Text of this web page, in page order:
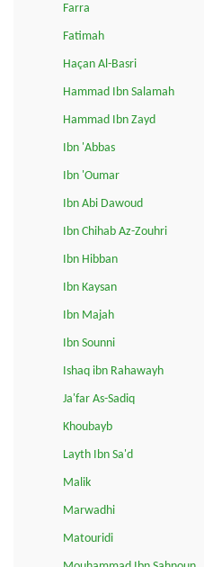
Farra
Fatimah
Haçan Al-Basri
Hammad Ibn Salamah
Hammad Ibn Zayd
Ibn 'Abbas
Ibn 'Oumar
Ibn Abi Dawoud
Ibn Chihab Az-Zouhri
Ibn Hibban
Ibn Kaysan
Ibn Majah
Ibn Sounni
Ishaq ibn Rahawayh
Ja'far As-Sadiq
Khoubayb
Layth Ibn Sa'd
Malik
Marwadhi
Matouridi